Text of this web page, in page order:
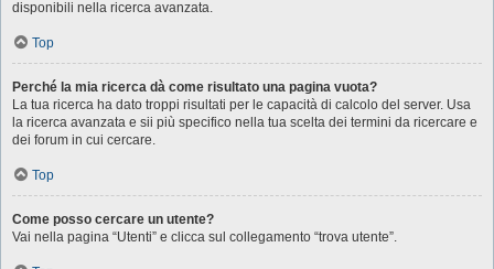
disponibili nella ricerca avanzata.
Top
Perché la mia ricerca dà come risultato una pagina vuota?
La tua ricerca ha dato troppi risultati per le capacità di calcolo del server. Usa
la ricerca avanzata e sii più specifico nella tua scelta dei termini da ricercare e
dei forum in cui cercare.
Top
Come posso cercare un utente?
Vai nella pagina “Utenti” e clicca sul collegamento “trova utente”.